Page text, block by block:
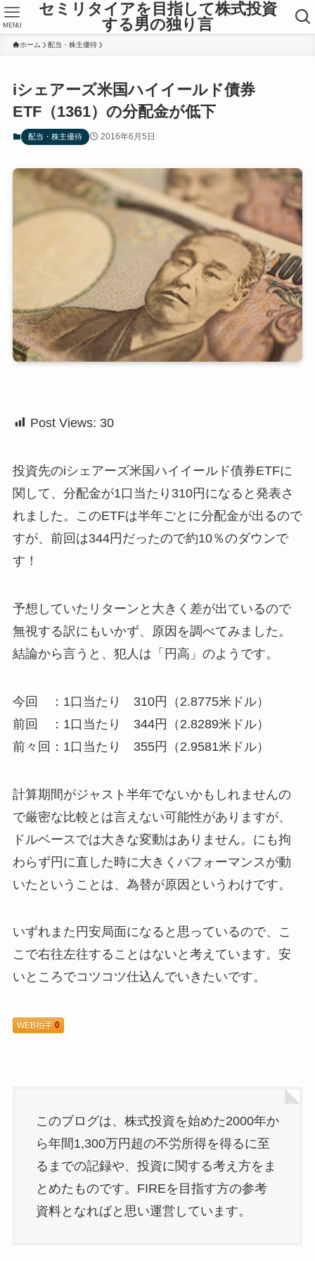
セミリタイアを目指して株式投資
する男の独り言
MENU
ホーム 配当・株主優待
iシェアーズ米国ハイイールド債券
ETF（1361）の分配金が低下
配当・株主優待 2016年6月5日
Post Views: 30
投資先のiシェアーズ米国ハイイールド債券ETFに
関して、分配金が1口当たり310円になると発表さ
れました。このETFは半年ごとに分配金が出るので
すが、前回は344円だったので約10％のダウンで
す！
予想していたリターンと大きく差が出ているので
無視する訳にもいかず、原因を調べてみました。
結論から言うと、犯人は「円高」のようです。
今回 ：1口当たり 310円（2.8775米ドル）
前回 ：1口当たり 344円（2.8289米ドル）
前々回：1口当たり 355円（2.9581米ドル）
計算期間がジャスト半年でないかもしれませんの
で厳密な比較とは言えない可能性がありますが、
ドルベースでは大きな変動はありません。にも拘
わらず円に直した時に大きくパフォーマンスが動
いたということは、為替が原因というわけです。
いずれまた円安局面になると思っているので、こ
こで右往左往することはないと考えています。安
いところでコツコツ仕込んでいきたいです。
WEB拍手 0
このブログは、株式投資を始めた2000年か
ら年間1,300万円超の不労所得を得るに至
るまでの記録や、投資に関する考え方をま
とめたものです。FIREを目指す方の参考
資料となればと思い運営しています。